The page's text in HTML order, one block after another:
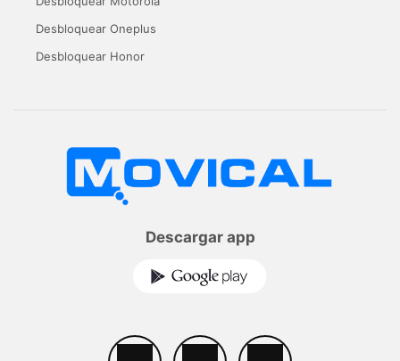
Desbloquear Oneplus
Desbloquear Honor
Descargar app